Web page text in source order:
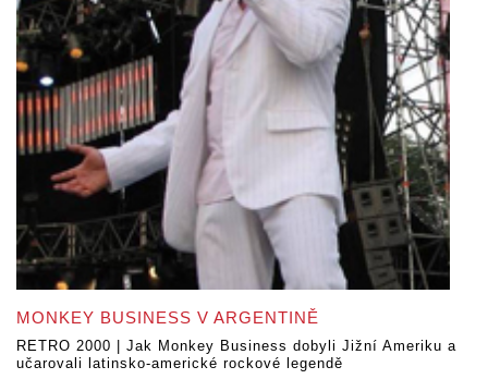
MONKEY BUSINESS V ARGENTINĚ
RETRO 2000 | Jak Monkey Business dobyli Jižní Ameriku a
učarovali latinsko-americké rockové legendě